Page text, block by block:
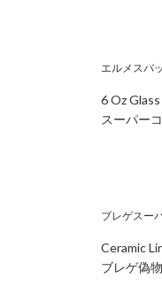
エルメスバ
6 Oz
スーパー
ブレゲスー
Ceramic
ブレゲ偽物